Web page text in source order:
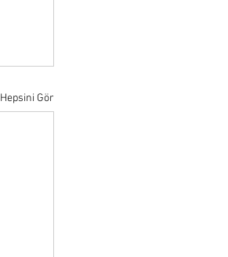
Hepsini Gör